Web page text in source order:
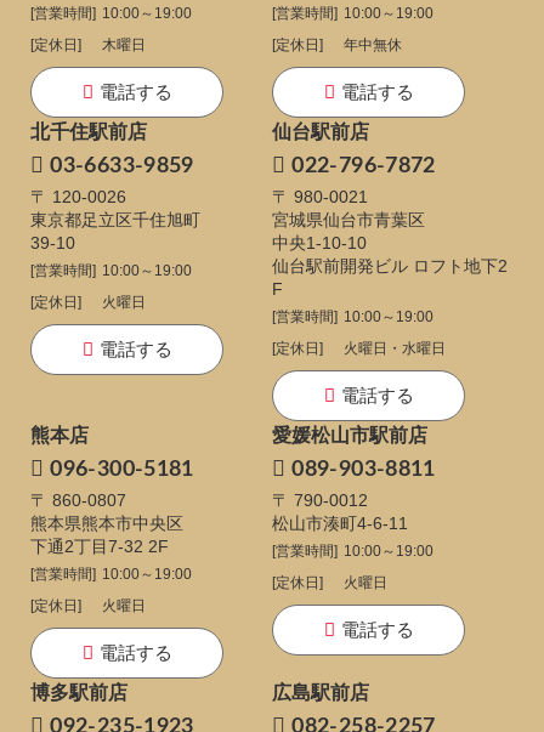
[営業時間] 10:00～19:00
[定休日]
木曜日
電話する
[営業時間] 10:00～19:00
[定休日]
年中無休
電話する
北千住駅前店
03-6633-9859
〒 120-0026
東京都足立区千住旭町
39-10
[営業時間] 10:00～19:00
[定休日]
火曜日
電話する
仙台駅前店
022-796-7872
〒 980-0021
宮城県仙台市青葉区
中央1-10-10
仙台駅前開発ビル ロフト地下2
F
[営業時間] 10:00～19:00
[定休日]
火曜日・水曜日
電話する
熊本店
096-300-5181
〒 860-0807
熊本県熊本市中央区
下通2丁目7-32 2F
[営業時間] 10:00～19:00
[定休日]
火曜日
電話する
愛媛松山市駅前店
089-903-8811
〒 790-0012
松山市湊町4-6-11
[営業時間] 10:00～19:00
[定休日]
火曜日
電話する
博多駅前店
092-235-1923
広島駅前店
082-258-2257